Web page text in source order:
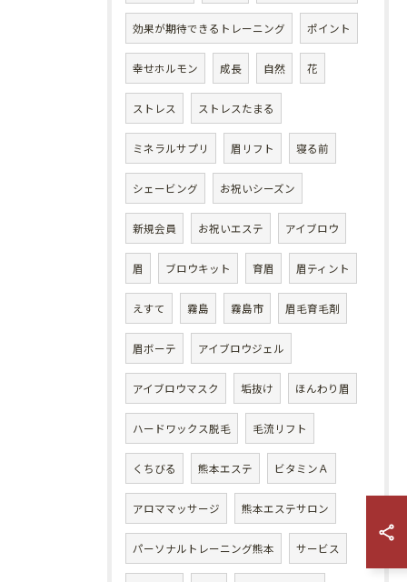
効果が期待できるトレーニング ポイント
幸せホルモン 成長 自然 花
ストレス ストレスたまる
ミネラルサプリ 眉リフト 寝る前
シェービング お祝いシーズン
新規会員 お祝いエステ アイブロウ
眉 ブロウキット 育眉 眉ティント
えすて 霧島 霧島市 眉毛育毛剤
眉ボーテ アイブロウジェル
アイブロウマスク 垢抜け ほんわり眉
ハードワックス脱毛 毛流リフト
くちびる 熊本エステ ビタミンＡ
アロママッサージ 熊本エステサロン
パーソナルトレーニング熊本 サービス